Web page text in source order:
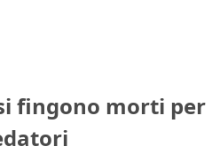
fingono morti per